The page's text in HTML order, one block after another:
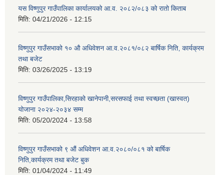
यस विष्णुपुर गाउँपालिका कार्यालयको आ.व. २०८२/०८३ को रातो किताब
मिति: 04/21/2026 - 12:15
विष्णुपुर गाउँसभाको १० औ अधिवेशन आ.व.२०८१/०८२ बार्षिक निति, कार्यक्रम
तथा बजेट
मिति: 03/26/2025 - 13:19
विष्णुपुर गाउँपालिका,सिरहाको खानेपानी,सरसफाई तथा स्वच्छता (खास्वत)
योजाना २०२४-२०३४ सम्म
मिति: 05/20/2024 - 13:58
विष्णुपुर गाउँसभाको ९ औं अधिवेशन आ.व.२०८०/०८१ को बार्षिक
निति,कार्यक्रम तथा बजेट बुक
मिति: 01/04/2024 - 11:49